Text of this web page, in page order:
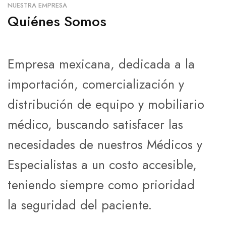
NUESTRA EMPRESA
Quiénes Somos
Empresa mexicana, dedicada a la
importación, comercialización y
distribución de equipo y mobiliario
médico, buscando satisfacer las
necesidades de nuestros Médicos y
Especialistas a un costo accesible,
teniendo siempre como prioridad
la seguridad del paciente.